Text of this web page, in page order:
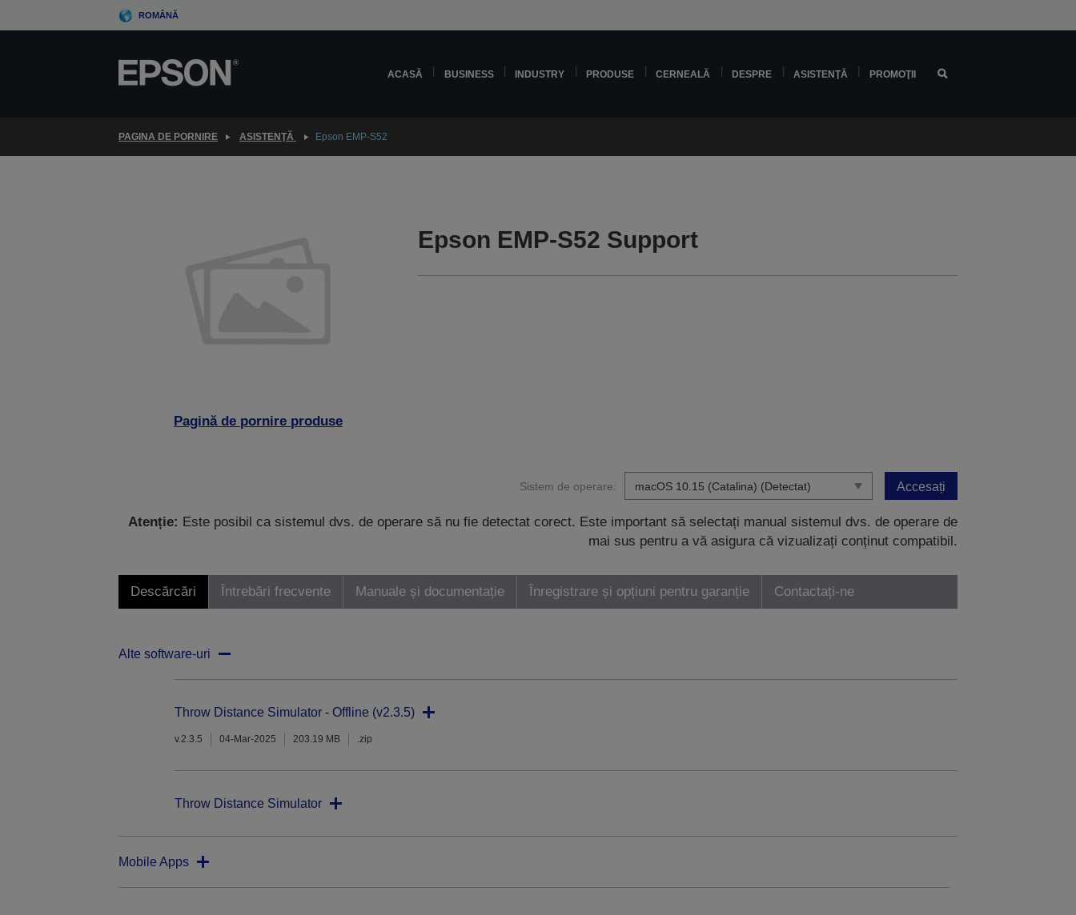
to
ROMÂNĂ
ACASĂ BUSINESS INDUSTRY PRODUSE CERNEALĂ DESPRE ASISTENŢĂ PROMOŢII
PAGINA DE PORNIRE ASISTENŢĂ Epson EMP-S52
Pagină de pornire produse
Epson EMP-S52 Support
Sistem de operare: Accesați
Atenție: Este posibil ca sistemul dvs. de operare să nu fie detectat corect. Este important să selectați manual sistemul dvs. de operare de
mai sus pentru a vă asigura că vizualizați conținut compatibil.
Descărcări Întrebări frecvente Manuale și documentație Înregistrare și opțiuni pentru garanție Contactați-ne
Alte software-uri
Throw Distance Simulator - Offline (v2.3.5)
v.2.3.5 04-Mar-2025 203.19 MB .zip
Throw Distance Simulator
Mobile Apps